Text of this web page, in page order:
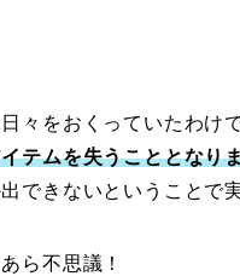
々をおくっていたわけ
テムを失うこととなり
できないということで
ら不思議！